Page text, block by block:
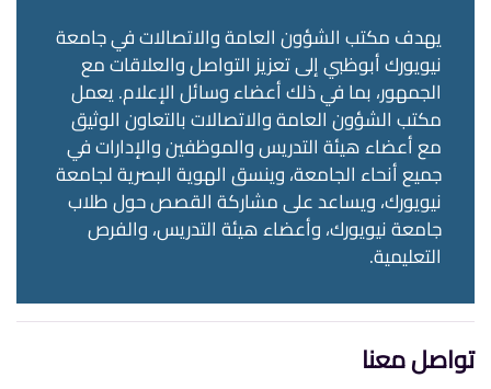
يهدف مكتب الشؤون العامة والاتصالات في جامعة
نيويورك أبوظبي إلى تعزيز التواصل والعلاقات مع
الجمهور، بما في ذلك أعضاء وسائل الإعلام. يعمل
مكتب الشؤون العامة والاتصالات بالتعاون الوثيق
مع أعضاء هيئة التدريس والموظفين والإدارات في
جميع أنحاء الجامعة، وينسق الهوية البصرية لجامعة
نيويورك، ويساعد على مشاركة القصص حول طلاب
جامعة نيويورك، وأعضاء هيئة التدريس، والفرص
التعليمية.
تواصل معنا